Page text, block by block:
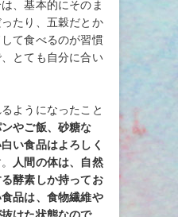
、基本的にそのま
たり、五穀だとか
て食べるのが習慣
とても自分に合い
ようになったこと
やご飯、砂糖な
い食品はよろしく
人間の体は、自然
酵素しか持ってお
品は、食物繊維や
けた状態なので、